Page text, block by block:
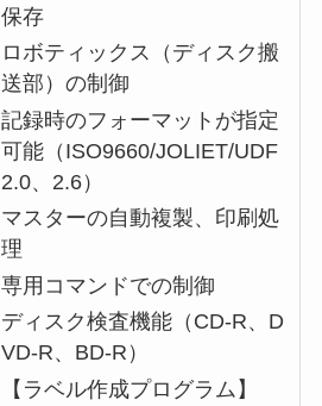
保存
ロボティックス（ディスク搬
送部）の制御
記録時のフォーマットが指定
可能（ISO9660/JOLIET/UDF
2.0、2.6）
マスターの自動複製、印刷処
理
専用コマンドでの制御
ディスク検査機能（CD-R、D
VD-R、BD-R）
【ラベル作成プログラム】